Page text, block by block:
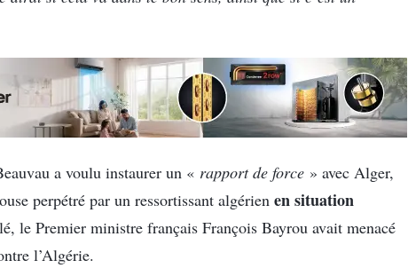
a voulu instaurer un « rapport de force » avec Alger,
perpétré par un ressortissant algérien en situation
le Premier ministre français François Bayrou avait menacé
l’Algérie.